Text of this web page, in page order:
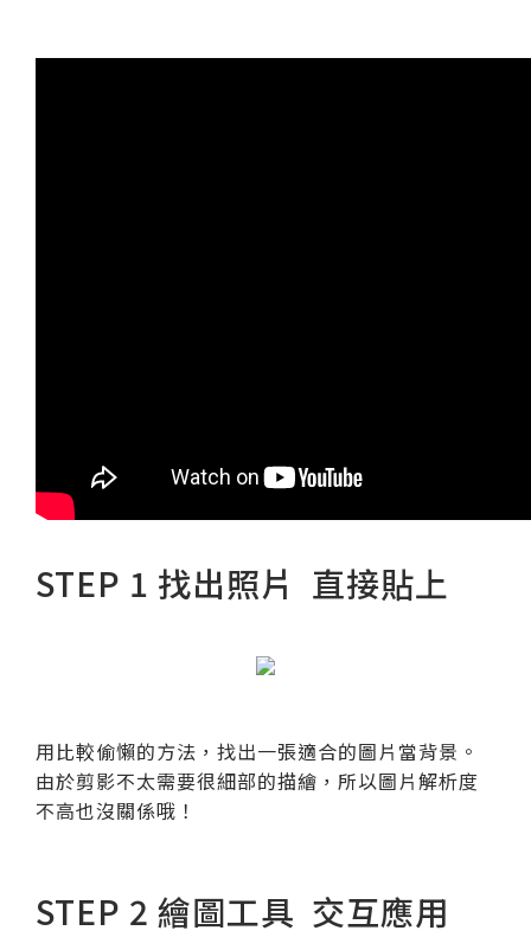
STEP 1 找出照片 直接貼上
用比較偷懶的方法，找出一張適合的圖片當背景。
由於剪影不太需要很細部的描繪，所以圖片解析度
不高也沒關係哦！
STEP 2 繪圖工具 交互應用